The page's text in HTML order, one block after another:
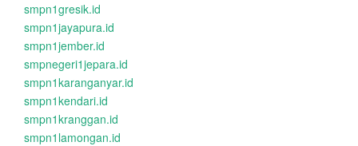
smpn1gresik.id
smpn1jayapura.id
smpn1jember.id
smpnegeri1jepara.id
smpn1karanganyar.id
smpn1kendari.id
smpn1kranggan.id
smpn1lamongan.id